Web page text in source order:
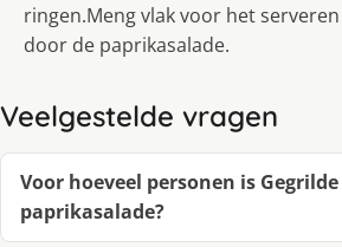
ringen.Meng vlak voor het
door de paprikasalade.
Veelgestelde vragen
Voor hoeveel personen is Gegrilde
paprikasalade?